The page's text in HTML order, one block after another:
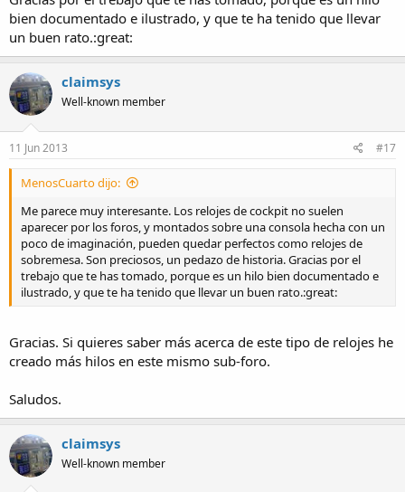
bien documentado e ilustrado, y que te ha tenido que llevar
un buen rato.:great:
claimsys
Well-known member
11 Jun 2013 #17
MenosCuarto dijo:
Me parece muy interesante. Los relojes de cockpit no suelen
aparecer por los foros, y montados sobre una consola hecha con un
poco de imaginación, pueden quedar perfectos como relojes de
sobremesa. Son preciosos, un pedazo de historia. Gracias por el
trebajo que te has tomado, porque es un hilo bien documentado e
ilustrado, y que te ha tenido que llevar un buen rato.:great:
Gracias. Si quieres saber más acerca de este tipo de relojes he
creado más hilos en este mismo sub-foro.
Saludos.
claimsys
Well-known member